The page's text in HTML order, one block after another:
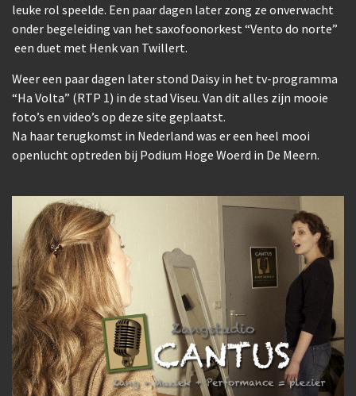
leuke rol speelde. Een paar dagen later zong ze onverwacht
onder begeleiding van het saxofoonorkest “Vento do norte”
een duet met Henk van Twillert.
Weer een paar dagen later stond Daisy in het tv-programma
“Ha Volta” (RTP 1) in de stad Viseu. Van dit alles zijn mooie
foto’s en video’s op deze site geplaatst.
Na haar terugkomst in Nederland was er een heel mooi
openlucht optreden bij Podium Hoge Woerd in De Meern.